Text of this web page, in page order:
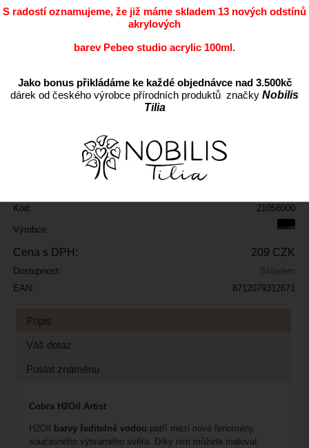
ks
Kód: 21058000
Výrobce:
Cena s DPH: 209 CZK
Dostupnost:
Skladem
EAN:
8712079312671
Popis
Váš dotaz
Poslat známénu
Cobra H2Oil Artist
H2Oil barvy ředitelné vodou patří mezi nové fenomény
současného výtvarného světa. Díky nim můžete malovat
S radostí oznamujeme, že již máme skladem 13 nových odstínů
akrylových
barev Pebeo studio acrylic 100ml.
Jako bonus přikládáme ke každé objednávce nad 3.500kč
dárek od českého výrobce přírodních produktů značky Nobilis
Tilia